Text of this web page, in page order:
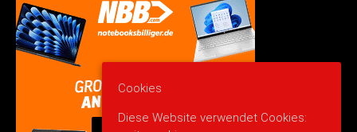
Cookies
Diese Website verwendet Cookies: